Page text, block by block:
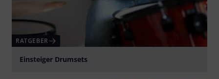
RATGEBER
Einsteiger Drumsets